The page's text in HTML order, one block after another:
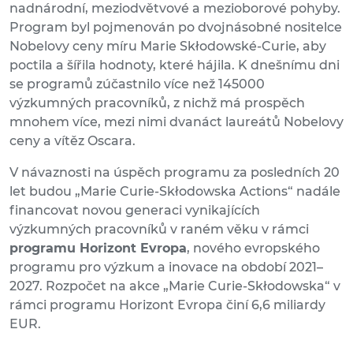
nadnárodní, meziodvětvové a mezioborové pohyby.
Program byl pojmenován po dvojnásobné nositelce
Nobelovy ceny míru Marie Skłodowské-Curie, aby
poctila a šířila hodnoty, které hájila. K dnešnímu dni
se programů zúčastnilo více než 145000
výzkumných pracovníků, z nichž má prospěch
mnohem více, mezi nimi dvanáct laureátů Nobelovy
ceny a vítěz Oscara.
V návaznosti na úspěch programu za posledních 20
let budou „Marie Curie-Skłodowska Actions“ nadále
financovat novou generaci vynikajících
výzkumných pracovníků v raném věku v rámci
programu Horizont Evropa, nového evropského
programu pro výzkum a inovace na období 2021–
2027. Rozpočet na akce „Marie Curie-Skłodowska“ v
rámci programu Horizont Evropa činí 6,6 miliardy
EUR.